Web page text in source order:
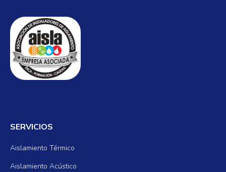
SERVICIOS
Aislamiento Térmico
Aislamiento Acústico